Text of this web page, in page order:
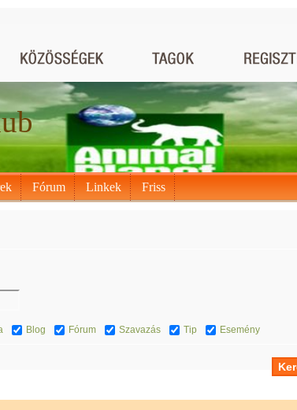
Fórum Linkek Friss
Blog Fórum Szavazás Tip Esemény